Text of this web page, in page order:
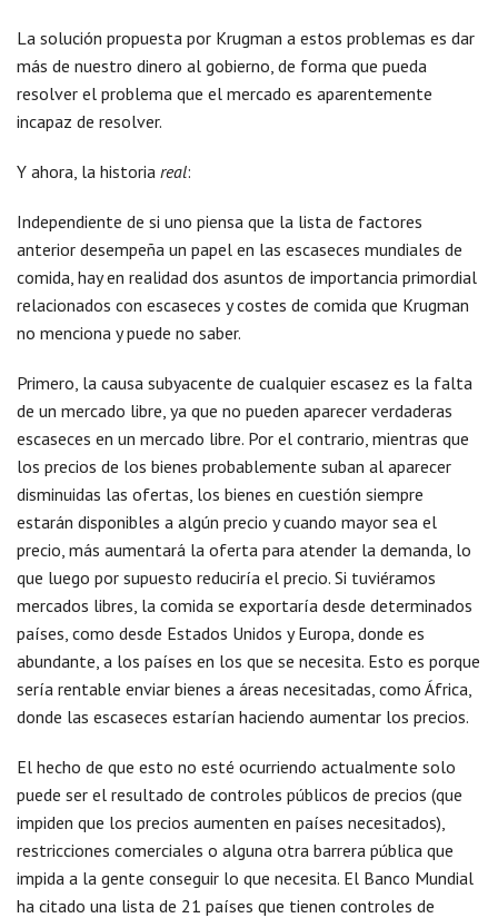
La solución propuesta por Krugman a estos problemas es dar
más de nuestro dinero al gobierno, de forma que pueda
resolver el problema que el mercado es aparentemente
incapaz de resolver.
Y ahora, la historia real:
Independiente de si uno piensa que la lista de factores
anterior desempeña un papel en las escaseces mundiales de
comida, hay en realidad dos asuntos de importancia primordial
relacionados con escaseces y costes de comida que Krugman
no menciona y puede no saber.
Primero, la causa subyacente de cualquier escasez es la falta
de un mercado libre, ya que no pueden aparecer verdaderas
escaseces en un mercado libre. Por el contrario, mientras que
los precios de los bienes probablemente suban al aparecer
disminuidas las ofertas, los bienes en cuestión siempre
estarán disponibles a algún precio y cuando mayor sea el
precio, más aumentará la oferta para atender la demanda, lo
que luego por supuesto reduciría el precio. Si tuviéramos
mercados libres, la comida se exportaría desde determinados
países, como desde Estados Unidos y Europa, donde es
abundante, a los países en los que se necesita. Esto es porque
sería rentable enviar bienes a áreas necesitadas, como África,
donde las escaseces estarían haciendo aumentar los precios.
El hecho de que esto no esté ocurriendo actualmente solo
puede ser el resultado de controles públicos de precios (que
impiden que los precios aumenten en países necesitados),
restricciones comerciales o alguna otra barrera pública que
impida a la gente conseguir lo que necesita. El Banco Mundial
ha citado una lista de 21 países que tienen controles de